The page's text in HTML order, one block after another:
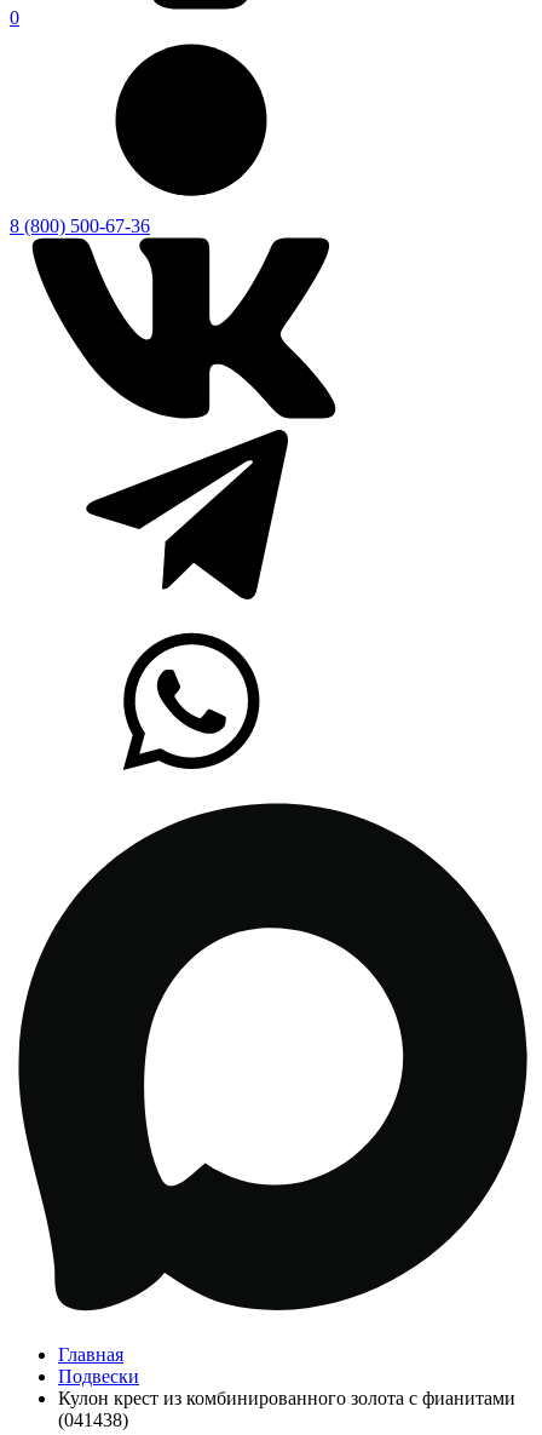
0
8 (800) 500-67-36
Главная
Подвески
Кулон крест из комбинированного золота с фианитами
(041438)